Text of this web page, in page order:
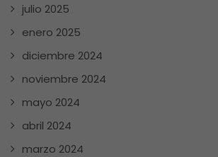
julio 2025
enero 2025
diciembre 2024
noviembre 2024
mayo 2024
abril 2024
marzo 2024